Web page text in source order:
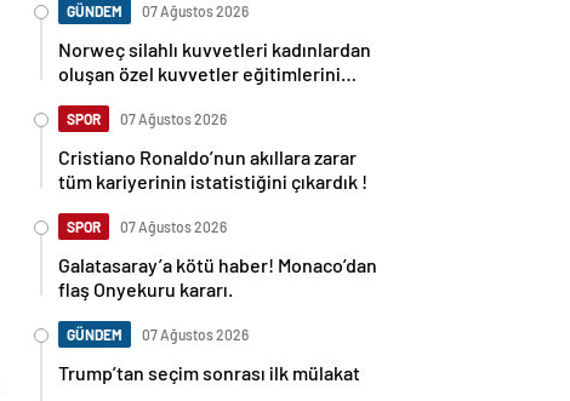
GÜNDEM 07 Ağustos 2026
Norweç silahlı kuvvetleri kadınlardan
oluşan özel kuvvetler eğitimlerini
SPOR 07 Ağustos 2026
Cristiano Ronaldo’nun akıllara zarar
tüm kariyerinin istatistiğini çıkardık !
SPOR 07 Ağustos 2026
Galatasaray’a kötü haber! Monaco’dan
flaş Onyekuru kararı.
GÜNDEM 07 Ağustos 2026
Trump’tan seçim sonrası ilk mülakat